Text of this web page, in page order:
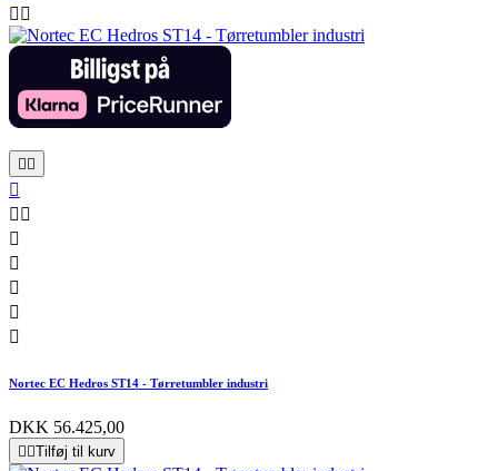
 


 





Nortec EC Hedros ST14 - Tørretumbler industri
DKK 56.425,00
Tilføj til kurv